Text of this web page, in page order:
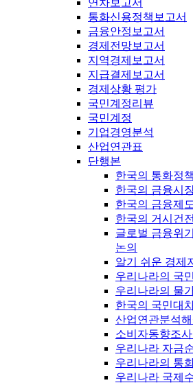
연차보고서
통화신용정책보고서
금융안정보고서
경제전망보고서
지역경제보고서
지급결제보고서
경제상황 평가
국민계정리뷰
국민계정
기업경영분석
산업연관표
단행본
한국의 통화정책
한국의 금융시
한국의 금융제도
한국의 거시건
글로벌 금융위
논의
알기 쉬운 경제
우리나라의 국
우리나라의 물
한국의 국민대
산업연관분석
소비자동향조
우리나라 자금
우리나라의 통
우리나라 국제